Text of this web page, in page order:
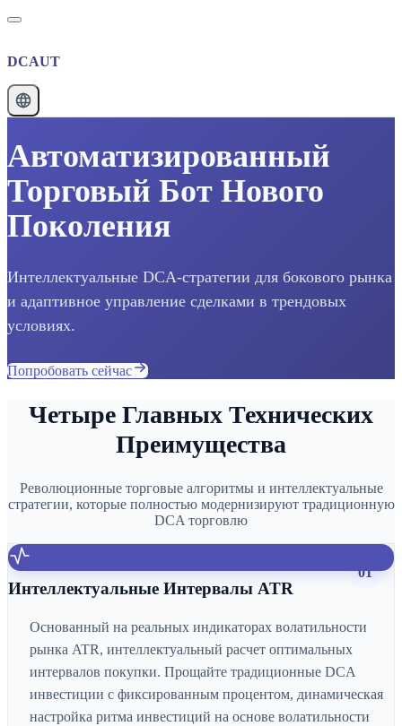
DCAUT
Автоматизированный
Торговый Бот Нового
Поколения
Интеллектуальные DCA-стратегии для бокового рынка
и адаптивное управление сделками в трендовых
условиях.
Попробовать сейчас
Четыре Главных Технических
Преимущества
Революционные торговые алгоритмы и интеллектуальные
стратегии, которые полностью модернизируют традиционную
DCA торговлю
01
Интеллектуальные Интервалы ATR
Основанный на реальных индикаторах волатильности
рынка ATR, интеллектуальный расчет оптимальных
интервалов покупки. Прощайте традиционные DCA
инвестиции с фиксированным процентом, динамическая
настройка ритма инвестиций на основе волатильности